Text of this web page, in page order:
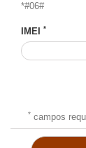
*#06#
IMEI *
* campos